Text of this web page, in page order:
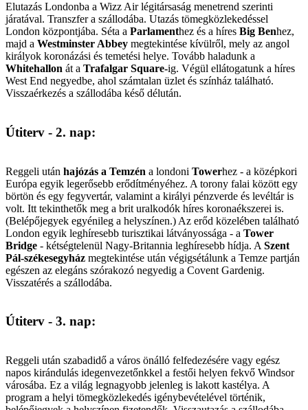
Elutazás Londonba a Wizz Air légitársaság menetrend szerinti
járatával. Transzfer a szállodába. Utazás tömegközlekedéssel
London központjába. Séta a Parlamenthez és a híres Big Benhez,
majd a Westminster Abbey megtekintése kívülről, mely az angol
királyok koronázási és temetési helye. Tovább haladunk a
Whitehallon át a Trafalgar Square-ig. Végül ellátogatunk a híres
West End negyedbe, ahol számtalan üzlet és színház található.
Visszaérkezés a szállodába késő délután.
Útiterv - 2. nap:
Reggeli után hajózás a Temzén a londoni Towerhez - a középkori
Európa egyik legerősebb erődítményéhez. A torony falai között egy
börtön és egy fegyvertár, valamint a királyi pénzverde és levéltár is
volt. Itt tekinthetők meg a brit uralkodók híres koronaékszerei is.
(Belépőjegyek egyénileg a helyszínen.) Az erőd közelében található
London egyik leghíresebb turisztikai látványossága - a Tower
Bridge - kétségtelenül Nagy-Britannia leghíresebb hídja. A Szent
Pál-székesegyház megtekintése után végigsétálunk a Temze partján
egészen az elegáns szórakozó negyedig a Covent Gardenig.
Visszatérés a szállodába.
Útiterv - 3. nap:
Reggeli után szabadidő a város önálló felfedezésére vagy egész
napos kirándulás idegenvezetőnkkel a festői helyen fekvő Windsor
városába. Ez a világ legnagyobb jelenleg is lakott kastélya. A
program a helyi tömegközlekedés igénybevételével történik,